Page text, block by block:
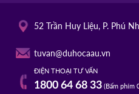
52 Trần Huy Liệu, P. Phú
tuvan@duhocaau.vn
ĐIỆN THOẠI TƯ VẤN
1800 64 68 33(Bấm phím